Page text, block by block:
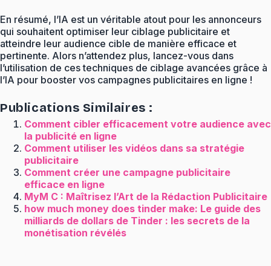
En résumé, l’IA est un véritable atout pour les annonceurs
qui souhaitent optimiser leur ciblage publicitaire et
atteindre leur audience cible de manière efficace et
pertinente. Alors n’attendez plus, lancez-vous dans
l’utilisation de ces techniques de ciblage avancées grâce à
l’IA pour booster vos campagnes publicitaires en ligne !
Publications Similaires :
Comment cibler efficacement votre audience avec
la publicité en ligne
Comment utiliser les vidéos dans sa stratégie
publicitaire
Comment créer une campagne publicitaire
efficace en ligne
MyM C : Maîtrisez l’Art de la Rédaction Publicitaire
how much money does tinder make: Le guide des
milliards de dollars de Tinder : les secrets de la
monétisation révélés